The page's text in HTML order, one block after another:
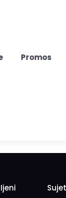
Promos